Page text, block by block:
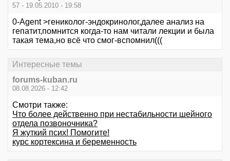
57 - 19.05.2010 - 19:58
0-Agent >гениколог-эндокринолог,далее анализ на
гепатит,помнится когда-то нам читали лекции и была
такая тема,но всё что смог-вспомнил(((
Интересные темы
forums-kuban.ru
08.08.2026 - 12:42
Смотри также:
Что более действенно при нестабильности шейного
отдела позвоночника?
Я жуткий псих! Помогите!
курс кортексина и беременность